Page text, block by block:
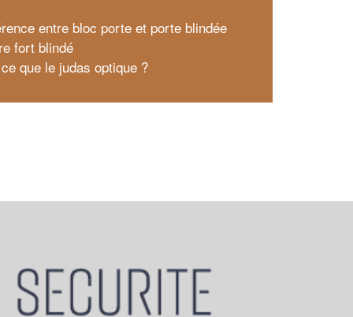
entre bloc porte et porte blindée
fort blindé
ce que le judas optique ?